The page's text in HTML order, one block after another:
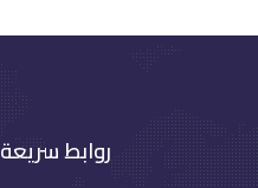
روابط سريعة